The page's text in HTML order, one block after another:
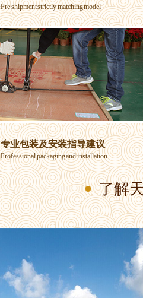
Pre shipment strictly matching model
专业包装及安装指导建议
Professional packaging and installation
了解